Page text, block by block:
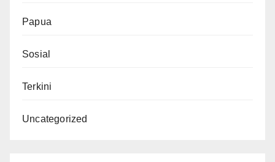
Papua
Sosial
Terkini
Uncategorized